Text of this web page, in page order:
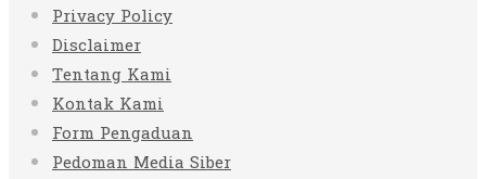
Privacy Policy
Disclaimer
Tentang Kami
Kontak Kami
Form Pengaduan
Pedoman Media Siber